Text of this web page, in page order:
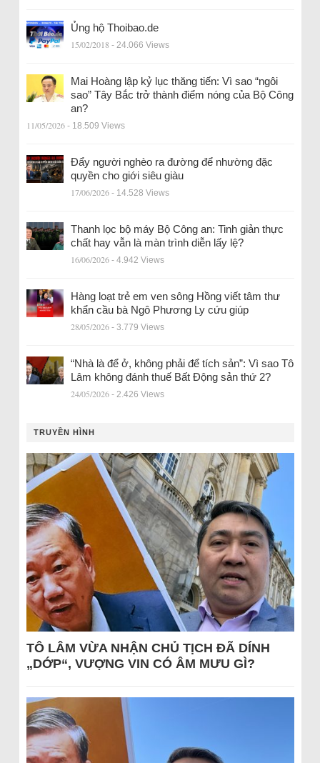
Ủng hộ Thoibao.de
15/02/2018 - 24.066 Views
Mai Hoàng lập kỷ lục thăng tiến: Vì sao “ngôi
sao” Tây Bắc trở thành điểm nóng của Bộ Công
an?
11/05/2026 - 18.509 Views
Đẩy người nghèo ra đường để nhường đặc
quyền cho giới siêu giàu
17/06/2026 - 14.528 Views
Thanh lọc bộ máy Bộ Công an: Tinh giản thực
chất hay vẫn là màn trình diễn lấy lệ?
16/06/2026 - 4.942 Views
Hàng loạt trẻ em ven sông Hồng viết tâm thư
khẩn cầu bà Ngô Phương Ly cứu giúp
28/05/2026 - 3.779 Views
“Nhà là để ở, không phải để tích sản”: Vì sao Tô
Lâm không đánh thuế Bất Động sản thứ 2?
24/05/2026 - 2.426 Views
TRUYỀN HÌNH
TÔ LÂM VỪA NHẬN CHỦ TỊCH ĐÃ DÍNH
„DỚP“, VƯỢNG VIN CÓ ÂM MƯU GÌ?